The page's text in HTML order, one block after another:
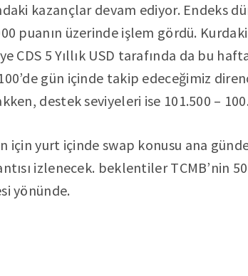
kazançlar devam ediyor. Endeks
puanın üzerinde işlem gördü.
CDS 5 Yıllık USD tarafında da bu
gün içinde takip edeceğimiz
destek seviyeleri ise 101.500 –
için yurt içinde swap konusu ana
izlenecek. beklentiler TCMB’nin
yönünde.